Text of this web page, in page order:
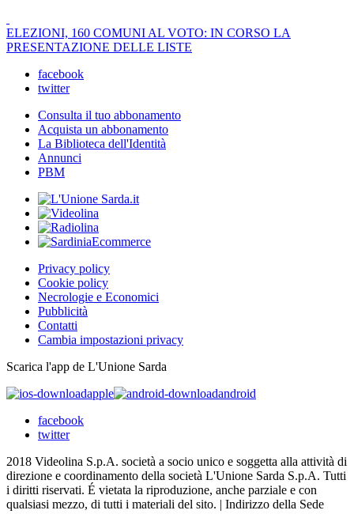
ELEZIONI, 160 COMUNI AL VOTO: IN CORSO LA
PRESENTAZIONE DELLE LISTE
facebook
twitter
Consulta il tuo abbonamento
Acquista un abbonamento
La Biblioteca dell'Identità
Annunci
PBM
Privacy policy
Cookie policy
Necrologie e Economici
Pubblicità
Contatti
Cambia impostazioni privacy
Scarica l'app de L'Unione Sarda
apple
android
facebook
twitter
2018 Videolina S.p.A. società a socio unico e soggetta alla attività di
direzione e coordinamento della società L'Unione Sarda S.p.A. Tutti
i diritti riservati. É vietata la riproduzione, anche parziale e con
qualsiasi mezzo, di tutti i materiali del sito. | Indirizzo della Sede